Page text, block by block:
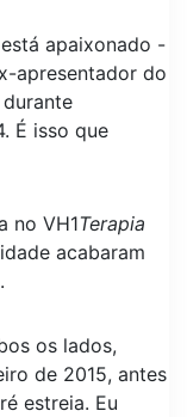
apaixonado -
apresentador do
É isso que
no VH1Terapia
acabaram
os lados,
de 2015, antes
estreia. Eu